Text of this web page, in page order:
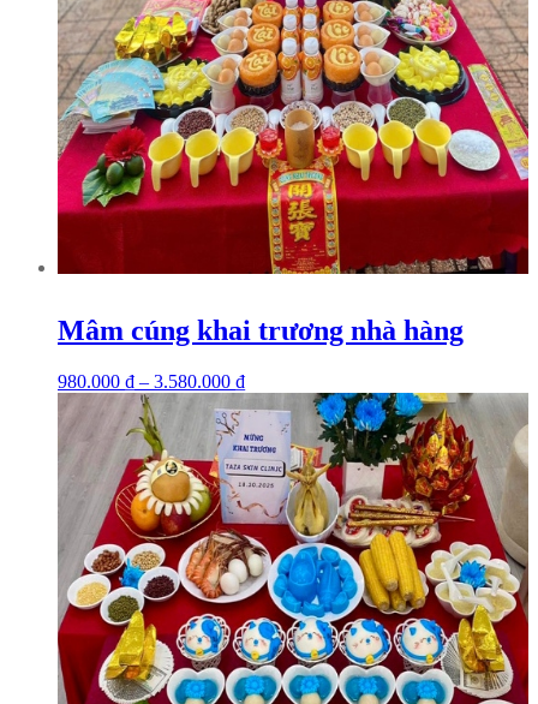
Mâm cúng khai trương nhà hàng
980.000 ₫ – 3.580.000 ₫